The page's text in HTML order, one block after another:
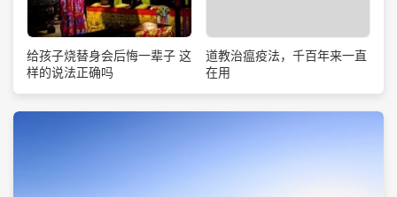
给孩子烧替身会后悔一辈子 这
样的说法正确吗
道教治瘟疫法，千百年来一直
在用